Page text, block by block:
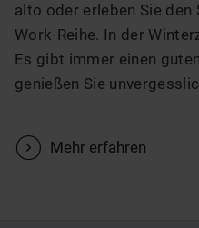
alto oder erleben Sie den
Work-Reihe. In der
Es gibt immer einen
genießen Sie
V Mehr erfahren